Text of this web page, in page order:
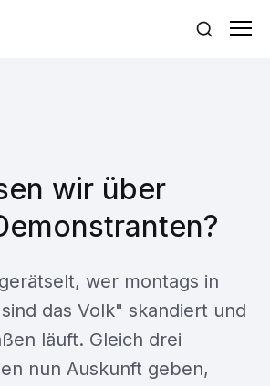
wir über
wer montags in
das Volk" skandiert und
läuft. Gleich drei
nun Auskunft geben,